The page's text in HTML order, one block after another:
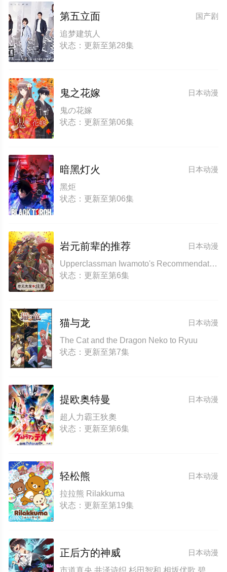
国产剧
第五立面
追梦建筑人
状态：更新至第28集
日本动漫
鬼之花嫁
鬼の花嫁
状态：更新至第06集
日本动漫
暗黑灯火
黑炬
状态：更新至第06集
日本动漫
岩元前辈的推荐
Upperclassman Iwamoto's Recommendation Iwamoto Senpai no Suisen IWAMOTO-SENPAI NO SUISEN
状态：更新至第6集
日本动漫
猫与龙
The Cat and the Dragon Neko to Ryuu
状态：更新至第7集
日本动漫
提欧奥特曼
超人力霸王狄奧
状态：更新至第6集
日本动漫
轻松熊
拉拉熊 Rilakkuma
状态：更新至第19集
日本动漫
正后方的神威